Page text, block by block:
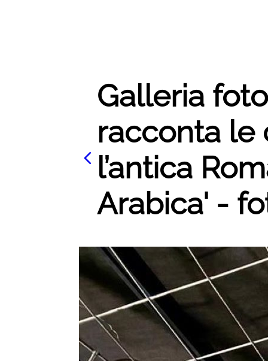
Galleria
racconta le
l’antica
Arabica' -